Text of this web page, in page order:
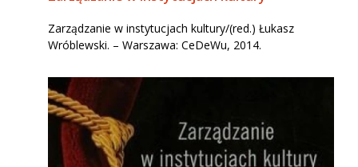
Zarządzanie w instytucjach kultury/(red.) Łukasz
Wróblewski. – Warszawa: CeDeWu, 2014.